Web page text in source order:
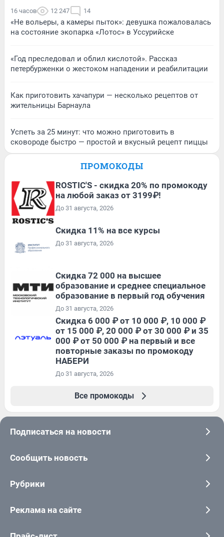
16 часов 12 247 14
«Не вольеры, а камеры пыток»: девушка пожаловалась
на состояние экопарка «Лотос» в Уссурийске
«Год преследовал и облил кислотой». Рассказ
петербурженки о жестоком нападении и реабилитации
Как приготовить хачапури — несколько рецептов от
жительницы Барнаула
Успеть за 25 минут: что можно приготовить в
сковороде быстро — простой и вкусный рецепт пиццы
ПРОМОКОДЫ
ROSTIC'S - скидка 20% по промокоду
на любой заказ от 3199₽!
До 31 августа, 2026
Скидка 11% на все курсы
До 31 августа, 2026
Скидка 72 000 на высшее
образование и среднее специальное
образование в первый год обучения
До 31 августа, 2026
Скидка 6 000 ₽ от 10 000 ₽, 10 000 ₽
от 15 000 ₽, 20 000 ₽ от 30 000 ₽ и 35
000 ₽ от 50 000 ₽ на первый и все
повторные заказы по промокоду
НАБЕРИ
До 31 августа, 2026
Все промокоды
Подписаться на новости
Сообщить новость
Рубрики
Реклама на сайте